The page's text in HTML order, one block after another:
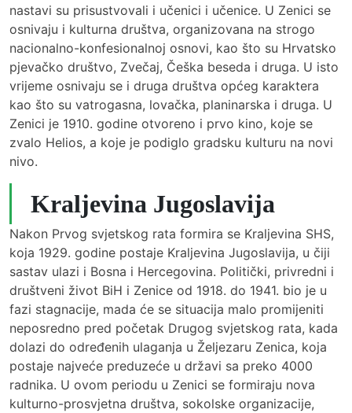
nastavi su prisustvovali i učenici i učenice. U Zenici se
osnivaju i kulturna društva, organizovana na strogo
nacionalno-konfesionalnoj osnovi, kao što su Hrvatsko
pjevačko društvo, Zvečaj, Češka beseda i druga. U isto
vrijeme osnivaju se i druga društva općeg karaktera
kao što su vatrogasna, lovačka, planinarska i druga. U
Zenici je 1910. godine otvoreno i prvo kino, koje se
zvalo Helios, a koje je podiglo gradsku kulturu na novi
nivo.
Kraljevina Jugoslavija
Nakon Prvog svjetskog rata formira se Kraljevina SHS,
koja 1929. godine postaje Kraljevina Jugoslavija, u čiji
sastav ulazi i Bosna i Hercegovina. Politički, privredni i
društveni život BiH i Zenice od 1918. do 1941. bio je u
fazi stagnacije, mada će se situacija malo promijeniti
neposredno pred početak Drugog svjetskog rata, kada
dolazi do određenih ulaganja u Željezaru Zenica, koja
postaje najveće preduzeće u državi sa preko 4000
radnika. U ovom periodu u Zenici se formiraju nova
kulturno-prosvjetna društva, sokolske organizacije,